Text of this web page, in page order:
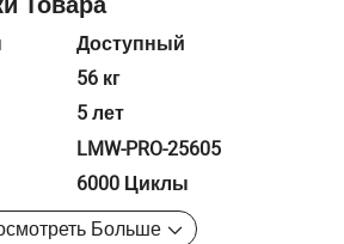
Доступный
56 кг
5 лет
LMW-PRO-25605
6000 Циклы
Больше